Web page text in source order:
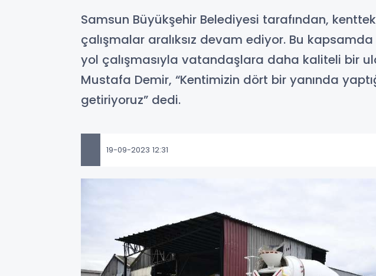
Samsun Büyükşehir Belediyesi tarafından,
çalışmalar aralıksız devam ediyor. Bu
yol çalışmasıyla vatandaşlara daha kaliteli bir
Mustafa Demir, “Kentimizin dört bir yanında
getiriyoruz” dedi.
19-09-2023 12:31